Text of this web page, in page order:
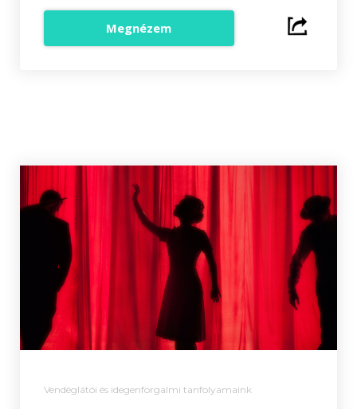
Megnézem
Vendéglátói és idegenforgalmi tanfolyamaink